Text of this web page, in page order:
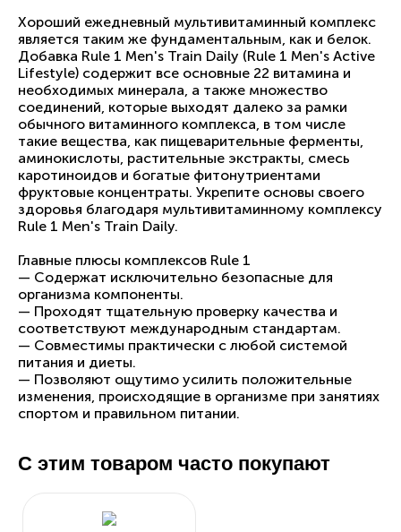
Хороший ежедневный мультивитаминный комплекс
является таким же фундаментальным, как и белок.
Добавка Rule 1 Men's Train Daily (Rule 1 Men's Active
Lifestyle) содержит все основные 22 витамина и
необходимых минерала, а также множество
соединений, которые выходят далеко за рамки
обычного витаминного комплекса, в том числе
такие вещества, как пищеварительные ферменты,
аминокислоты, растительные экстракты, смесь
каротиноидов и богатые фитонутриентами
фруктовые концентраты. Укрепите основы своего
здоровья благодаря мультивитаминному комплексу
Rule 1 Men's Train Daily.
Главные плюсы комплексов Rule 1
— Содержат исключительно безопасные для
организма компоненты.
— Проходят тщательную проверку качества и
соответствуют международным стандартам.
— Совместимы практически с любой системой
питания и диеты.
— Позволяют ощутимо усилить положительные
изменения, происходящие в организме при занятиях
спортом и правильном питании.
С этим товаром часто покупают